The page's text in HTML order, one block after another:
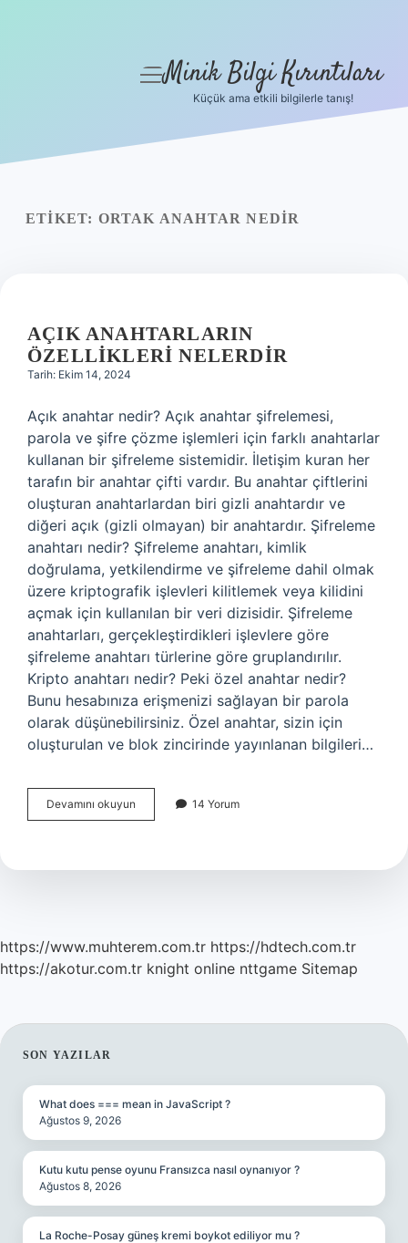
Yasal Uyarı
menüyü
Minik Bilgi Kırıntıları
Küçük ama etkili bilgilerle tanış!
ETIKET: ORTAK ANAHTAR NEDIR
AÇIK ANAHTARLARIN
ÖZELLIKLERI NELERDIR
Tarih: Ekim 14, 2024
Açık anahtar nedir? Açık anahtar şifrelemesi,
parola ve şifre çözme işlemleri için farklı anahtarlar
kullanan bir şifreleme sistemidir. İletişim kuran her
tarafın bir anahtar çifti vardır. Bu anahtar çiftlerini
oluşturan anahtarlardan biri gizli anahtardır ve
diğeri açık (gizli olmayan) bir anahtardır. Şifreleme
anahtarı nedir? Şifreleme anahtarı, kimlik
doğrulama, yetkilendirme ve şifreleme dahil olmak
üzere kriptografik işlevleri kilitlemek veya kilidini
açmak için kullanılan bir veri dizisidir. Şifreleme
anahtarları, gerçekleştirdikleri işlevlere göre
şifreleme anahtarı türlerine göre gruplandırılır.
Kripto anahtarı nedir? Peki özel anahtar nedir?
Bunu hesabınıza erişmenizi sağlayan bir parola
olarak düşünebilirsiniz. Özel anahtar, sizin için
oluşturulan ve blok zincirinde yayınlanan bilgileri…
Devamını okuyun
Anahtarların
14 Yorum
https://www.muhterem.com.tr https://hdtech.com.tr
https://akotur.com.tr knight online nttgame Sitemap
SIDEBAR
SON YAZILAR
What does === mean in JavaScript ?
Ağustos 9, 2026
Kutu kutu pense oyunu Fransızca nasıl oynanıyor ?
Ağustos 8, 2026
La Roche-Posay güneş kremi boykot ediliyor mu ?